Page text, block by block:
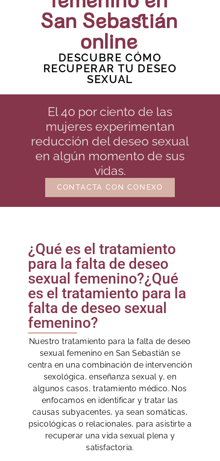
San Sebastián
online
DESCUBRE CÓMO
RECUPERAR TU DESEO
SEXUAL
El 40 por ciento de las
mujeres experimentan
reducción del deseo sexual
en algún momento de sus
vidas.
CONTACTA CON CONEXO
¿Qué es el tratamiento
para la falta de deseo
sexual femenino?¿Qué
es el tratamiento para la
falta de deseo sexual
femenino?
Nuestro tratamiento para la falta de deseo
sexual femenino en San Sebastián se
centra en una combinación de intervención
sexológica, enseñanza sexual y, en
algunos casos, tratamiento médico. Nos
enfocamos en identificar y tratar las
causas subyacentes, ya sean somáticas,
psicológicas o relacionales, para asistirte a
recuperar una vida sexual plena y
satisfactoria.